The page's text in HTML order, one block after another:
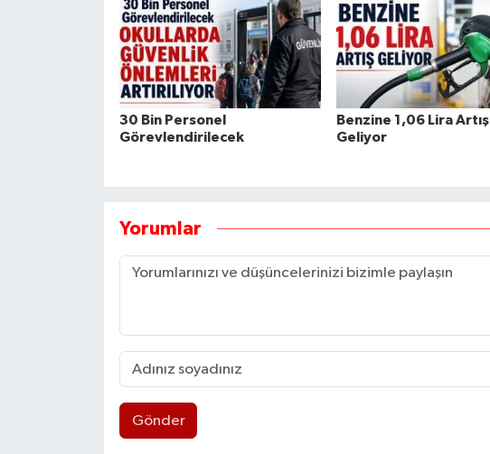
30 Bin Personel
Görevlendirilecek
Benzine 1,06 Lira Artış
Geliyor
Yorumlar
Gönder